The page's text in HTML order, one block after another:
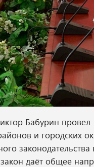
Бабурин провел
и городских
законодательства
даёт общее